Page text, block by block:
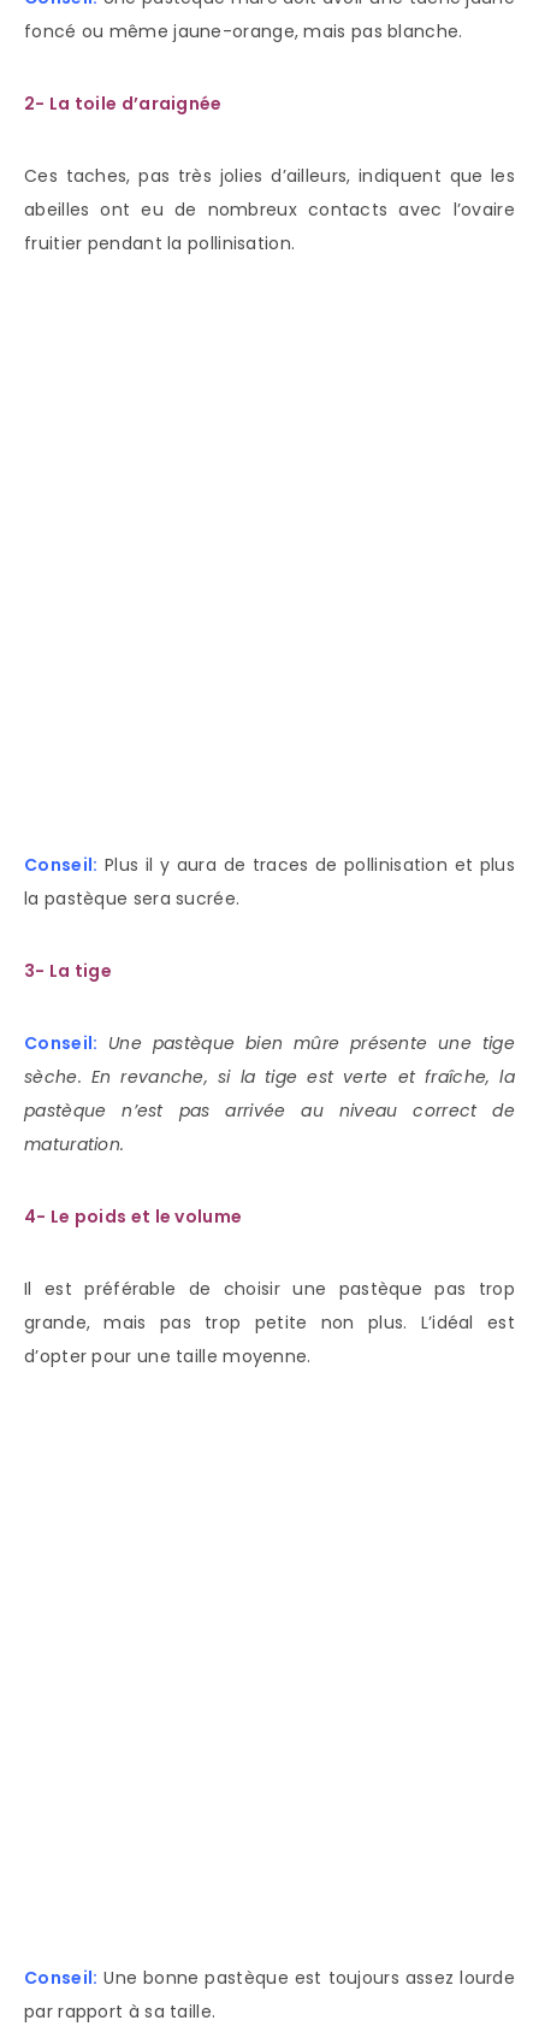
foncé ou même jaune-orange, mais pas blanche.
2- La toile d’araignée
Ces taches, pas très jolies d’ailleurs, indiquent que les
abeilles ont eu de nombreux contacts avec l’ovaire
fruitier pendant la pollinisation.
Conseil: Plus il y aura de traces de pollinisation et plus
la pastèque sera sucrée.
3- La tige
Conseil: Une pastèque bien mûre présente une tige
sèche. En revanche, si la tige est verte et fraîche, la
pastèque n’est pas arrivée au niveau correct de
maturation.
4- Le poids et le volume
Il est préférable de choisir une pastèque pas trop
grande, mais pas trop petite non plus. L’idéal est
d’opter pour une taille moyenne.
Conseil: Une bonne pastèque est toujours assez lourde
par rapport à sa taille.